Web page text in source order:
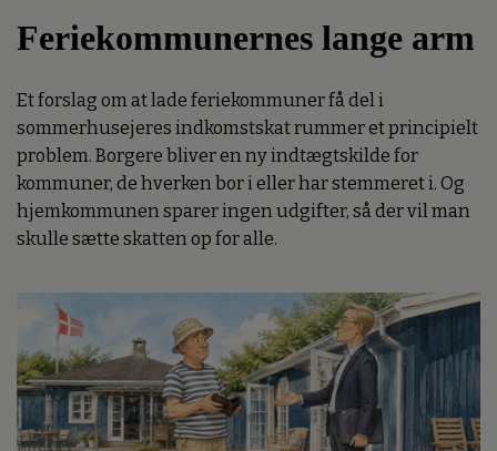
Feriekommunernes lange arm
Et forslag om at lade feriekommuner få del i
sommerhusejeres indkomstskat rummer et principielt
problem. Borgere bliver en ny indtægtskilde for
kommuner, de hverken bor i eller har stemmeret i. Og
hjemkommunen sparer ingen udgifter, så der vil man
skulle sætte skatten op for alle.